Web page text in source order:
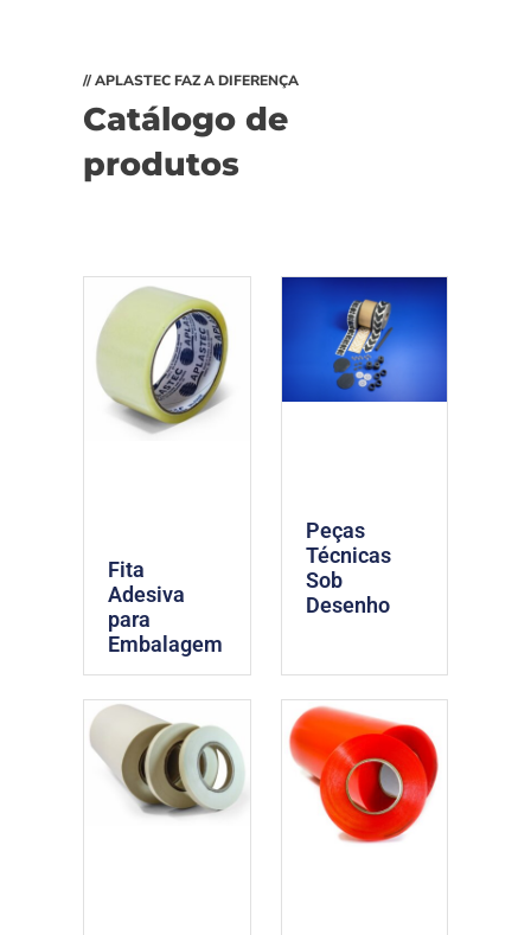
// APLASTEC FAZ A DIFERENÇA
Catálogo de
produtos
Fita
Adesiva
para
Embalagem
Peças
Técnicas
Sob
Desenho